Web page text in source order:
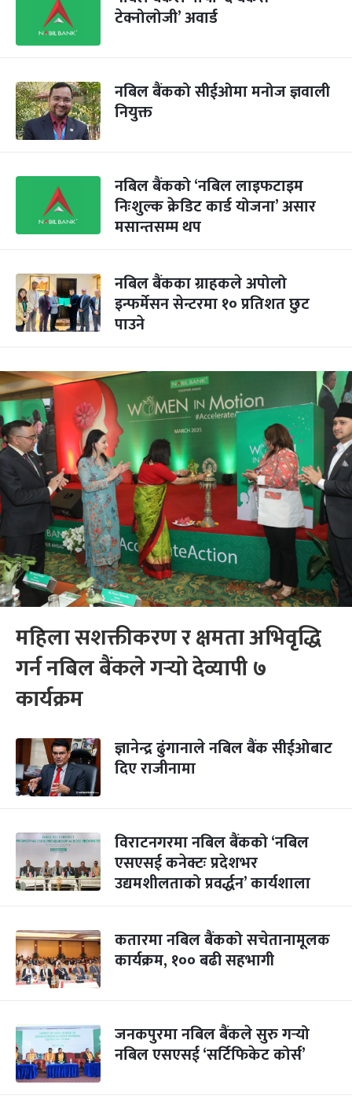
टेक्नोलोजी’ अवार्ड
नबिल बैंकको सीईओमा मनोज ज्ञवाली
नियुक्त
नबिल बैंकको ‘नबिल लाइफटाइम
निःशुल्क क्रेडिट कार्ड योजना’ असार
मसान्तसम्म थप
नबिल बैंकका ग्राहकले अपोलो
इन्फर्मेसन सेन्टरमा १० प्रतिशत छुट
पाउने
महिला सशक्तीकरण र क्षमता अभिवृद्धि
गर्न नबिल बैंकले गर्‍यो देव्यापी ७
कार्यक्रम
ज्ञानेन्द्र ढुंगानाले नबिल बैंक सीईओबाट
दिए राजीनामा
विराटनगरमा नबिल बैंकको ‘नबिल
एसएसई कनेक्टः प्रदेशभर
उद्यमशीलताको प्रवर्द्धन’ कार्यशाला
कतारमा नबिल बैंकको सचेतानामूलक
कार्यक्रम, १०० बढी सहभागी
जनकपुरमा नबिल बैंकले सुरु गर्‍यो
नबिल एसएसई ‘सर्टिफिकेट कोर्स’